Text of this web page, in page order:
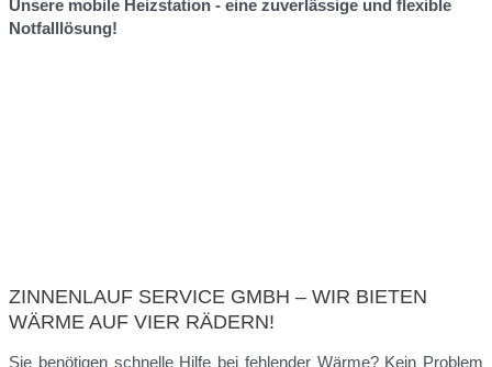
Unsere mobile Heizstation - eine zuverlässige und flexible
Notfalllösung!
ZINNENLAUF SERVICE GMBH – WIR BIETEN
WÄRME AUF VIER RÄDERN!
Sie benötigen schnelle Hilfe bei fehlender Wärme? Kein Problem